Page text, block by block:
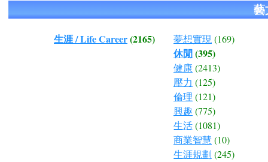
藝
生涯 / Life Career(2165) 夢想實現(169)
休閒(395)
健康(2413)
壓力 (125)
倫理 (121)
興趣 (775)
生活(1081)
商業智慧 (10)
生涯規劃 (245)